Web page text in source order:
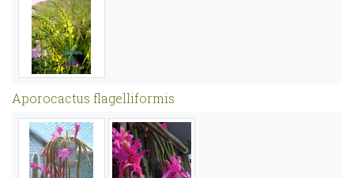
Aporocactus flagelliformis